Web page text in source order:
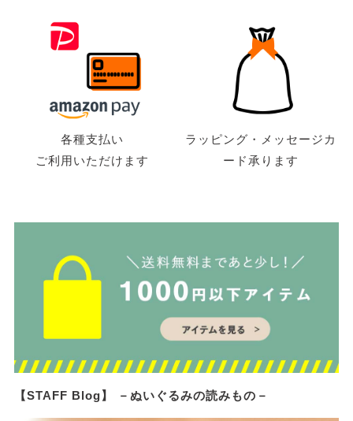
各種支払い
ご利用いただけます
ラッピング・メッセージカ
ード承ります
【STAFF Blog】 －ぬいぐるみの読みもの－